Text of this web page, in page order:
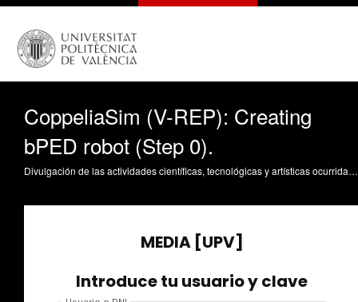
CoppeliaSim (V-REP): Creating
bPED robot (Step 0).
Divulgación de las actividades científicas, tecnológicas y artísticas ocurridas en los tres campus de la UPV